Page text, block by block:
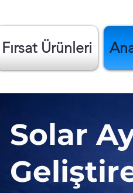
Fırsat Ürünleri
Solar